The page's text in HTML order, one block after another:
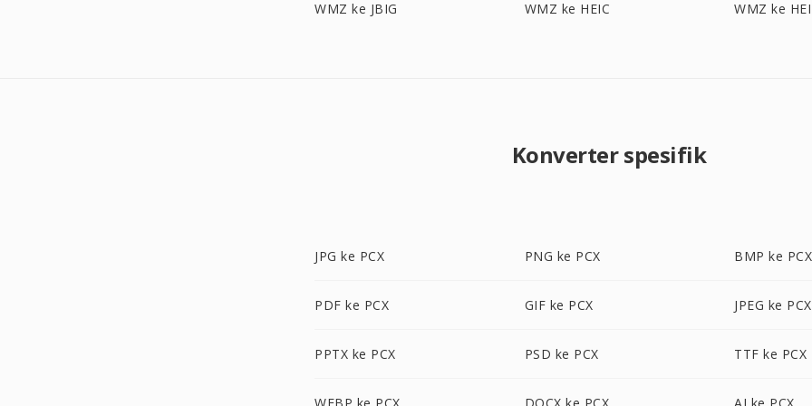
WMZ ke JBIG WMZ ke HEIC WMZ ke
Konverter spesifik
JPG ke PCX PNG ke PCX BMP ke PCX
PDF ke PCX GIF ke PCX JPEG ke PCX
PPTX ke PCX PSD ke PCX TTF ke PCX